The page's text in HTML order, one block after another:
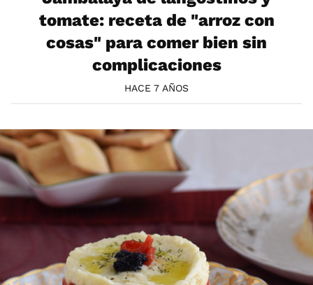
tomate: receta de "arroz con
cosas" para comer bien sin
complicaciones
HACE 7 AÑOS